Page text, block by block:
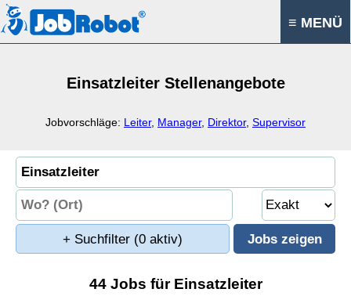
≡ MENÜ
Einsatzleiter Stellenangebote
Jobvorschläge: Leiter, Manager, Direktor, Supervisor
+ Suchfilter (0 aktiv)
44 Jobs für Einsatzleiter